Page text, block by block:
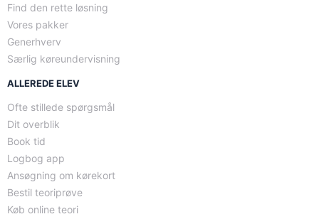
Find den rette løsning
Vores pakker
Generhverv
Særlig køreundervisning
ALLEREDE ELEV
Ofte stillede spørgsmål
Dit overblik
Book tid
Logbog app
Ansøgning om kørekort
Bestil teoriprøve
Køb online teori